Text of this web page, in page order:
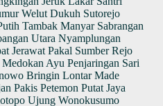
Welut Dukuh Sutorejo
Tambak Manyar Sabrangan
Utara Nyamplungan
Jerawat Pakal Sumber Rejo
Ayu Penjaringan Sari
Bringin Lontar Made
Pakis Petemon Putat Jaya
Ujung Wonokusumo